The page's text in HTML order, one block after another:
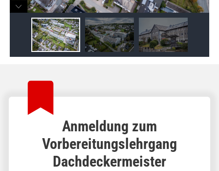
Anmeldung zum
Vorbereitungslehrgang
Dachdeckermeister